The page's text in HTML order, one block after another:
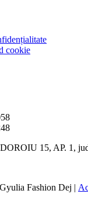
cookie
15, AP. 1,
Fashion Dej |